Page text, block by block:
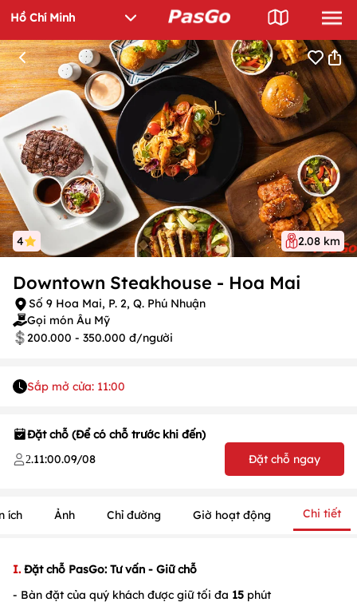
4 2.08 km
Downtown Steakhouse - Hoa Mai
Số 9 Hoa Mai, P. 2, Q. Phú Nhuận
Gọi món Âu Mỹ
200.000 - 350.000 đ/người
Sắp mở cửa: 11:00
Đặt chỗ (Để có chỗ trước khi đến)
2.11:00.09/08 Đặt chỗ ngay
ích Ảnh Chỉ đường Giờ hoạt động Chi tiết
I. Đặt chỗ PasGo: Tư vấn - Giữ chỗ
- Bàn đặt của quý khách được giữ tối đa 15 phút